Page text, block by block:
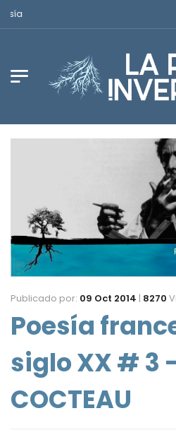
Publicado por: 09 Oct 2014 | 8270
Poesía
siglo XX # 3
COCTEAU